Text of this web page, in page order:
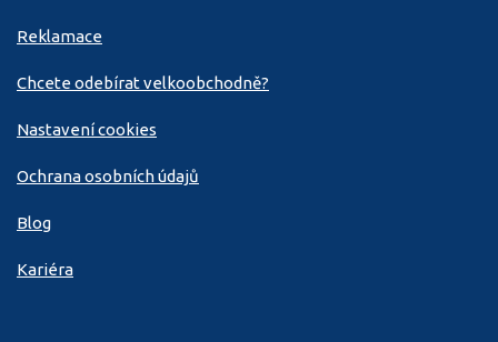
Reklamace
Chcete odebírat velkoobchodně?
Nastavení cookies
Ochrana osobních údajů
Blog
Kariéra